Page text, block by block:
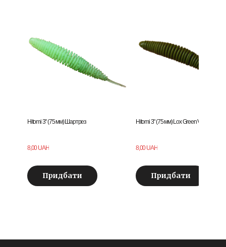
Hitomi 3" (75 мм) Шартрез
8,00 UAH
Придбати
Hitomi 3" (75 мм) Lox Green Violet
8,00 UAH
Придбати